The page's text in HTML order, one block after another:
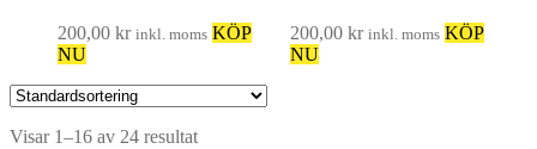
200,00 kr inkl. moms KÖP
NU
200,00kr inkl. moms KÖP
NU
Visar 1–16 av 24 resultat